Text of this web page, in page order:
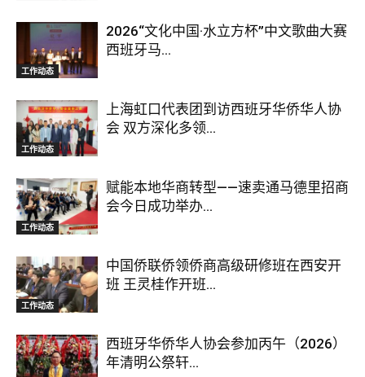
工作动态
2026“文化中国·水立方杯”中文歌曲大赛
西班牙马...
工作动态
上海虹口代表团到访西班牙华侨华人协
会 双方深化多领...
工作动态
赋能本地华商转型——速卖通马德里招商
会今日成功举办...
工作动态
中国侨联侨领侨商高级研修班在西安开
班 王灵桂作开班...
西班牙华侨华人协会参加丙午（2026）
年清明公祭轩...